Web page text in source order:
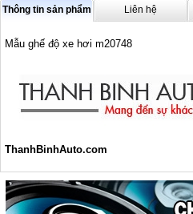
Thông tin sản phẩm Liên hệ
Mẫu ghế độ xe hơi m20748
ThanhBinhAuto.com